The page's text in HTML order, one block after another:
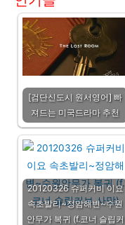
[검단신도시 원서영어] 빠
져드는 미국드라마 추천
20120326 슈퍼커비 이요
속초발리~정암해변~수원
안무가 복귀 (f.코너 슬립커